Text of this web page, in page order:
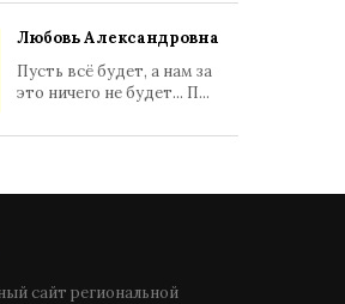
Любовь Александровна
Пусть всё будет, а нам за
это ничего не будет... П...
сайт региональной